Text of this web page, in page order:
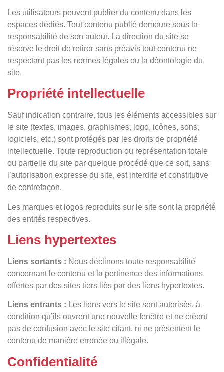
Les utilisateurs peuvent publier du contenu dans les
espaces dédiés. Tout contenu publié demeure sous la
responsabilité de son auteur. La direction du site se
réserve le droit de retirer sans préavis tout contenu ne
respectant pas les normes légales ou la déontologie du
site.
Propriété intellectuelle
Sauf indication contraire, tous les éléments accessibles sur
le site (textes, images, graphismes, logo, icônes, sons,
logiciels, etc.) sont protégés par les droits de propriété
intellectuelle. Toute reproduction ou représentation totale
ou partielle du site par quelque procédé que ce soit, sans
l’autorisation expresse du site, est interdite et constitutive
de contrefaçon.
Les marques et logos reproduits sur le site sont la propriété
des entités respectives.
Liens hypertextes
Liens sortants : Nous déclinons toute responsabilité
concernant le contenu et la pertinence des informations
offertes par des sites tiers liés par des liens hypertextes.
Liens entrants : Les liens vers le site sont autorisés, à
condition qu’ils ouvrent une nouvelle fenêtre et ne créent
pas de confusion avec le site citant, ni ne présentent le
contenu de manière erronée ou illégale.
Confidentialité